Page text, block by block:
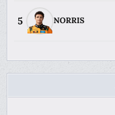
5 NORRIS